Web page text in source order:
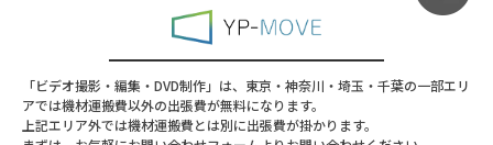
「ビデオ撮影・編集・DVD制作」は、東京・神奈川・埼玉・千葉の一部エリ
アでは機材運搬費以外の出張費が無料になります。
上記エリア外では機材運搬費とは別に出張費が掛かります。